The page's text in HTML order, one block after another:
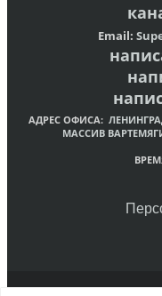
Email:
АДРЕС ОФИСА:
МАССИВ